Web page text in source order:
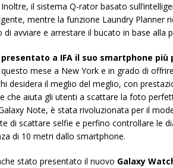
il sistema Q-rator basato
mentre la funzione Laundry Planner
avviare e arrestare il bucato in base alla
a IFA il suo smartphone
questo mese a New York e in grado di
desidera il meglio del meglio, con
che aiuta gli utenti a scattare la foto
Note, è stata rivoluzionata per il
di scattare selfie e perfino controllare le
di 10 metri dallo smartphone.
stato presentato il nuovo Galaxy